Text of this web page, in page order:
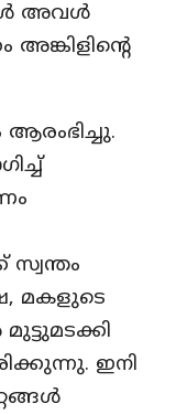
അവൾ
ആരംഭിച്ചു.
മകളുടെ
ഇനി